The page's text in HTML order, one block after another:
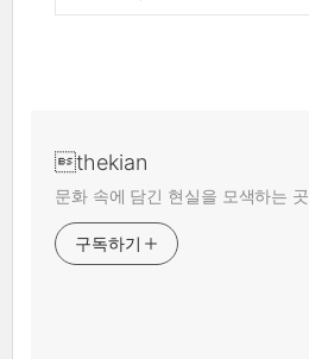
thekian
문화 속에 담긴 현실을 모색하는 곳
구독하기